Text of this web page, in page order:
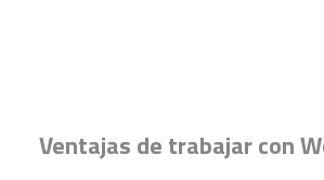
Ventajas de trabajar con